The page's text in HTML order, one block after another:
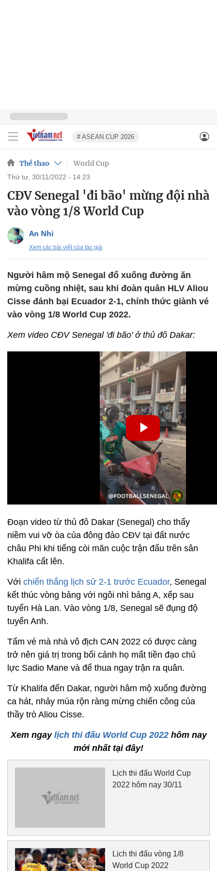
# ASEAN CUP 2026
Thể thao World Cup
thứ tư, 30/11/2022 - 14:23
CĐV Senegal 'đi bão' mừng đội nhà
vào vòng 1/8 World Cup
An Nhi
Xem các bài viết của tác giả
Người hâm mộ Senegal đổ xuống đường ăn
mừng cuồng nhiệt, sau khi đoàn quân HLV Aliou
Cisse đánh bại Ecuador 2-1, chính thức giành vé
vào vòng 1/8 World Cup 2022.
Xem video CĐV Senegal 'đi bão' ở thủ đô Dakar:
Đoạn video từ thủ đô Dakar (Senegal) cho thấy
niềm vui vỡ òa của đông đảo CĐV tại đất nước
châu Phi khi tiếng còi mãn cuộc trận đấu trên sân
Khalifa cất lên.
Với chiến thắng lịch sử 2-1 trước Ecuador, Senegal
kết thúc vòng bảng với ngôi nhì bảng A, xếp sau
tuyển Hà Lan. Vào vòng 1/8, Senegal sẽ đụng độ
tuyển Anh.
Tấm vé mà nhà vô địch CAN 2022 có được càng
trở nên giá trị trong bối cảnh họ mất tiền đạo chủ
lực Sadio Mane và để thua ngay trận ra quân.
Từ Khalifa đến Dakar, người hâm mộ xuống đường
ca hát, nhảy múa rộn ràng mừng chiến công của
thầy trò Aliou Cisse.
Xem ngay lịch thi đấu World Cup 2022hôm nay
mới nhất tại đây!
Lịch thi đấu World Cup
2022 hôm nay 30/11
Lịch thi đấu vòng 1/8
World Cup 2022